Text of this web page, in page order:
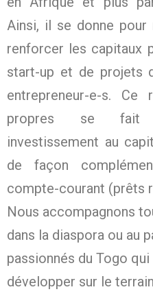
Ainsi, il se donne
renforcer les capitaux
start-up et de projets
entrepreneur-e-s. Ce
propres se fait
investissement au
de façon
compte-courant (prêts
Nous accompagnons
dans la diaspora ou au
passionnés du Togo
développer sur le